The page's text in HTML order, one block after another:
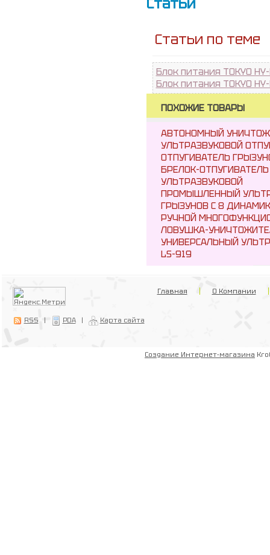
Статьи
Статьи по теме
Блок питания TOKYO
Блок питания TOKYO
ПОХОЖИЕ ТОВАРЫ
АВТОНОМНЫЙ
УЛЬТРАЗВУКОВОЙ
ОТПУГИВАТЕЛЬ
БРЕЛОК-
УЛЬТРАЗВУКОВОЙ
ПРОМЫШЛЕННЫЙ
ГРЫЗУНОВ С 8
РУЧНОЙ
ЛОВУШКА-
УНИВЕРСАЛЬНЫЙ
LS-919
RSS | PDA | Карта сайта
Главная О Компании
Создание Интернет-магазина